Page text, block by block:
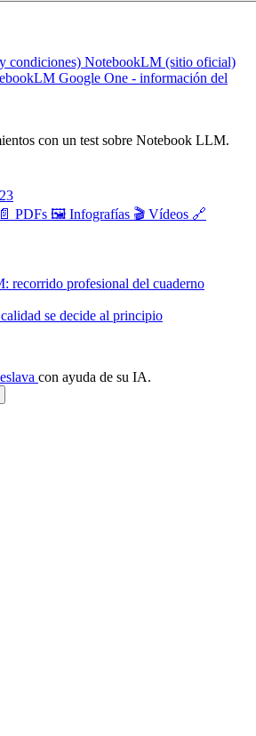
condiciones) NotebookLM (sitio oficial)
Google One - información del
con un test sobre Notebook LLM.
23
📄 PDFs 🖼️ Infografías 🎬 Vídeos 🔗
recorrido profesional del cuaderno
se decide al principio
con ayuda de su IA.